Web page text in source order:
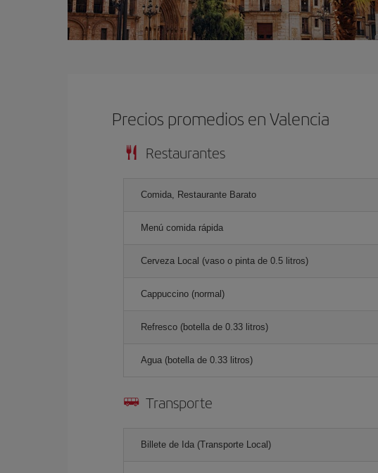
Precios promedios en Valencia
Restaurantes
Comida, Restaurante Barato
Menú comida rápida
Cerveza Local (vaso o pinta de 0.5 litros)
Cappuccino (normal)
Refresco (botella de 0.33 litros)
Agua (botella de 0.33 litros)
Transporte
Billete de Ida (Transporte Local)